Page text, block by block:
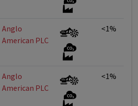
Anglo
American PLC
<1%
Anglo
American PLC
<1%